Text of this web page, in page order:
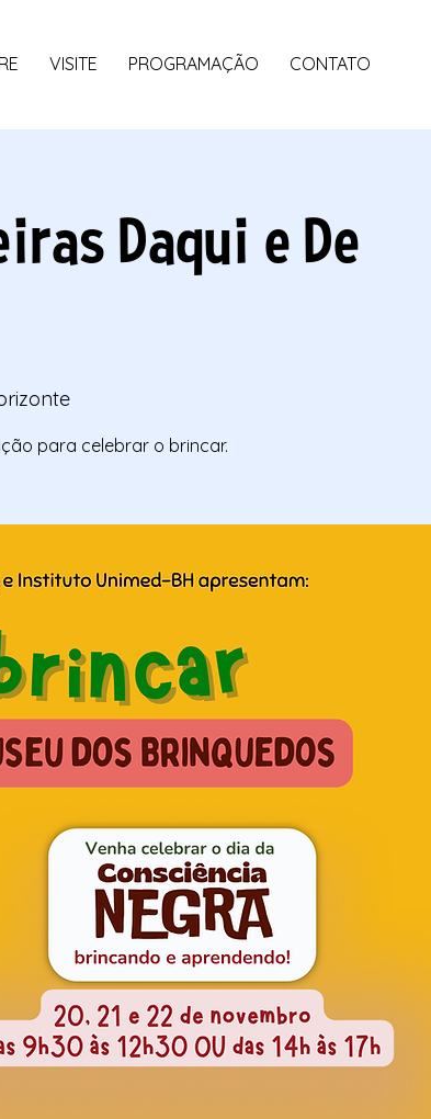
VISITE PROGRAMAÇÃO CONTATO
Daqui e De
para celebrar o brincar.